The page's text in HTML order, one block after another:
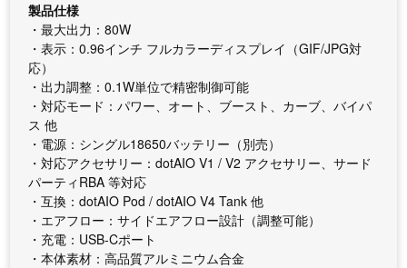
製品仕様
・最大出力：80W
・表示：0.96インチ フルカラーディスプレイ（GIF/JPG対
応）
・出力調整：0.1W単位で精密制御可能
・対応モード：パワー、オート、ブースト、カーブ、バイパ
ス 他
・電源：シングル18650バッテリー（別売）
・対応アクセサリー：dotAIO V1 / V2 アクセサリー、サード
パーティRBA 等対応
・互換：dotAIO Pod / dotAIO V4 Tank 他
・エアフロー：サイドエアフロー設計（調整可能）
・充電：USB-Cポート
・本体素材：高品質アルミニウム合金